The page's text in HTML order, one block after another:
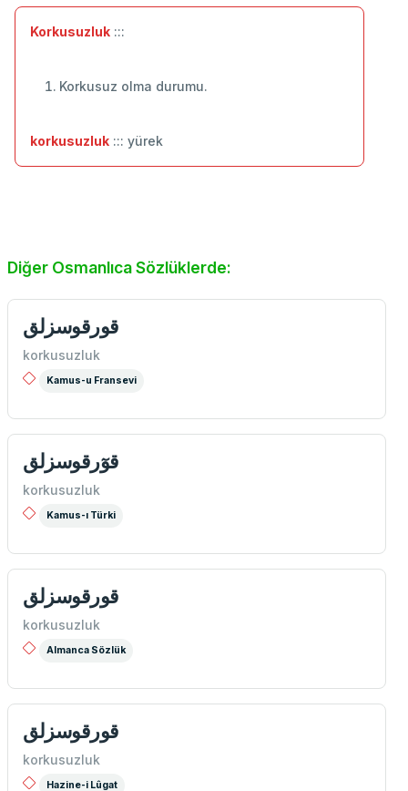
Korkusuzluk :::
Korkusuz olma durumu.
korkusuzluk ::: yürek
Diğer Osmanlıca Sözlüklerde:
قورقوسزلق
korkusuzluk
Kamus-u Fransevi
قوٓرقوسزلق
korkusuzluk
Kamus-ı Türki
قورقوسزلق
korkusuzluk
Almanca Sözlük
قورقوسزلق
korkusuzluk
Hazine-i Lûgat